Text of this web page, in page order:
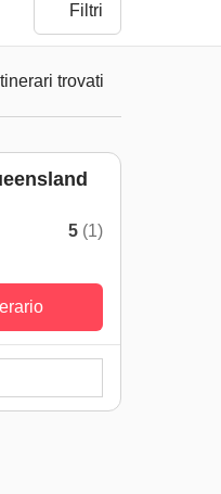
Filtri
trovati
5 (1)